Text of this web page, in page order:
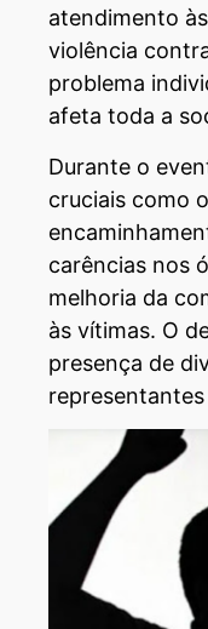
atendimento
violência
problema
afeta toda a
Durante o
cruciais como
carências nos
melhoria da
às vítimas. O
presença de